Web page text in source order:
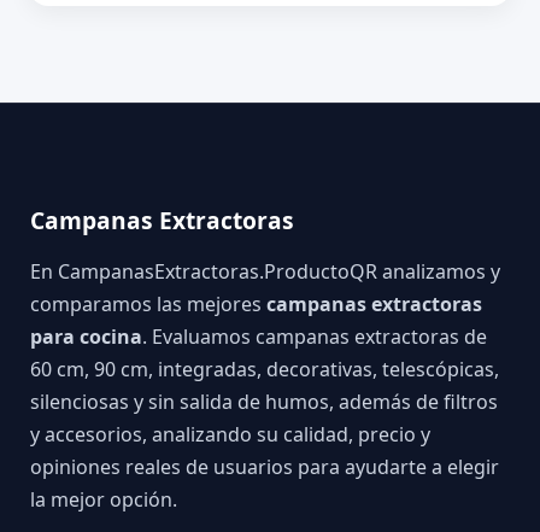
Campanas Extractoras
En CampanasExtractoras.ProductoQR analizamos y
comparamos las mejores campanas extractoras
para cocina. Evaluamos campanas extractoras de
60 cm, 90 cm, integradas, decorativas, telescópicas,
silenciosas y sin salida de humos, además de filtros
y accesorios, analizando su calidad, precio y
opiniones reales de usuarios para ayudarte a elegir
la mejor opción.